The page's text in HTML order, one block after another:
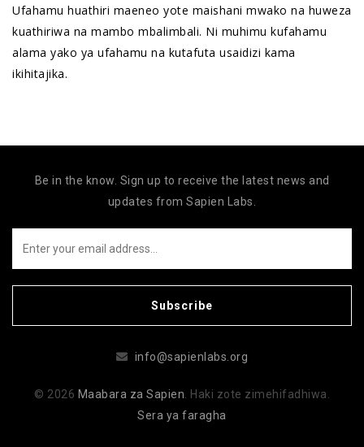
Ufahamu huathiri maeneo yote maishani mwako na huweza
kuathiriwa na mambo mbalimbali. Ni muhimu kufahamu
alama yako ya ufahamu na kutafuta usaidizi kama
ikihitajika.
info@sapienlabs.org
Be in the know. Sign up to receive the latest news and
updates from Sapien Labs.
Subscribe
© 2026 Maabara za Sapien . Haki zote zimehifadhiwa.
Sera ya faragha